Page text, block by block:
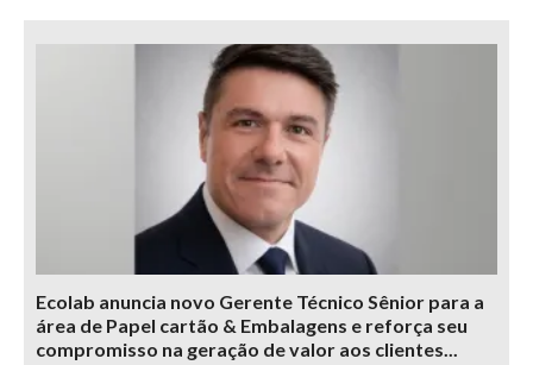
Ecolab anuncia novo Gerente Técnico Sênior para a
área de Papel cartão & Embalagens e reforça seu
compromisso na geração de valor aos clientes...